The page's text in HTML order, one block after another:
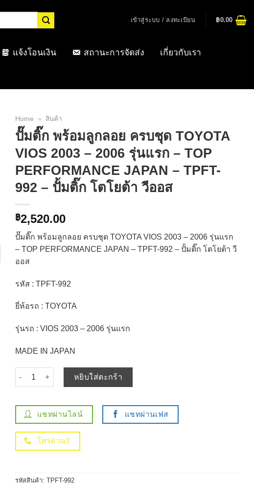
เข้าสู่ระบบ / ลงทะเบียน ฿0.00
แจ้งโอนเงิน สถานะการจัดส่ง เกี่ยวกับเรา
Home » สินค้า
ปั๊มติ๊ก พร้อมลูกลอย ครบชุด TOYOTA
VIOS 2003 – 2006 รุ่นแรก – TOP
PERFORMANCE JAPAN – TPFT-
992 – ปั้มติ๊ก โตโยต้า วีออส
฿2,520.00
ปั๊มติ๊ก พร้อมลูกลอย ครบชุด TOYOTA VIOS 2003 – 2006 รุ่นแรก
– TOP PERFORMANCE JAPAN – TPFT-992 – ปั้มติ๊ก โตโยต้า วี
ออส
รหัส : TPFT-992
ยี่ห้อรถ : TOYOTA
รุ่นรถ : VIOS 2003 – 2006 รุ่นแรก
MADE IN JAPAN
จำนวน ปั๊มติ๊ก พร้อมลูกลอย ครบชุด TOYOTA VIOS 2003 - 2006 รุ่นแรก -
หยิบใส่ตะกร้า
แชทผ่านไลน์ แชทผ่านเฟส
โทรด่วน!!
รหัสสินค้า: TPFT-992